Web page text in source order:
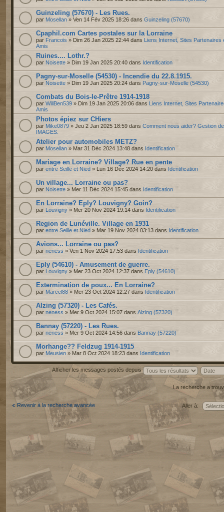
Guinzeling (57670) - Les Rues.
par Mosellan » Ven 14 Fév 2025 18:26 dans Guinzeling (57670)
Cpaphil.com Cartes postales sur la Lorraine
par Francois » Dim 26 Jan 2025 22:44 dans Liens Internet, Sites Partenaires
Amis
Ruines.... Lothr.?
par Noisette » Dim 19 Jan 2025 20:40 dans Identification
Pagny-sur-Moselle (54530) - Incendie du 22.8.1915.
par Noisette » Dim 19 Jan 2025 20:24 dans Pagny-sur-Moselle (54530)
Combats du Bois-le-Prêtre 1914-1918
par WillBen539 » Dim 19 Jan 2025 20:06 dans Liens Internet, Sites
Amis
Photos épiez sur CHiers
par Mike0879 » Jeu 2 Jan 2025 18:59 dans Comment nous aider? Gestion
IMAGES.
Atelier pour automobiles METZ?
par Mosellan » Mar 31 Déc 2024 13:48 dans Identification
Mariage en Lorraine? Village? Rue en pente
par entre Seille et Nied » Lun 16 Déc 2024 14:20 dans Identification
Un village... Lorraine ou pas?
par Noisette » Mer 11 Déc 2024 15:45 dans Identification
En Lorraine? Eply? Louvigny? Goin?
par Louvigny » Mer 20 Nov 2024 19:14 dans Identification
Region de Lunéville. Village en 1931
par entre Seille et Nied » Mar 19 Nov 2024 03:13 dans Identification
Avions... Lorraine ou pas?
par neness » Ven 1 Nov 2024 17:53 dans Identification
Eply (54610) - Amusement de guerre.
par Louvigny » Mer 23 Oct 2024 12:37 dans Eply (54610)
Extermination de poux... En Lorraine?
par Marcel88 » Mer 23 Oct 2024 12:27 dans Identification
Alzing (57320) - Les Cafés.
par neness » Mer 9 Oct 2024 15:07 dans Alzing (57320)
Bannay (57220) - Les Rues.
par neness » Mer 9 Oct 2024 14:56 dans Bannay (57220)
Morhange?? Feldzug 1914-1915
par Meusien » Mar 8 Oct 2024 18:23 dans Identification
Afficher les messages postés depuis
La recherche a
Revenir à la recherche avancée Aller à: